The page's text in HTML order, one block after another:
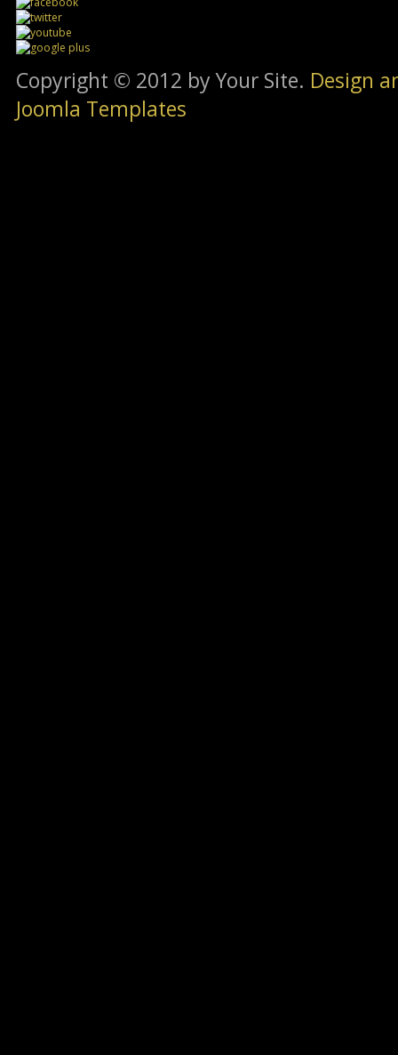
Copyright © 2012 by Your Site. Design
Joomla Templates